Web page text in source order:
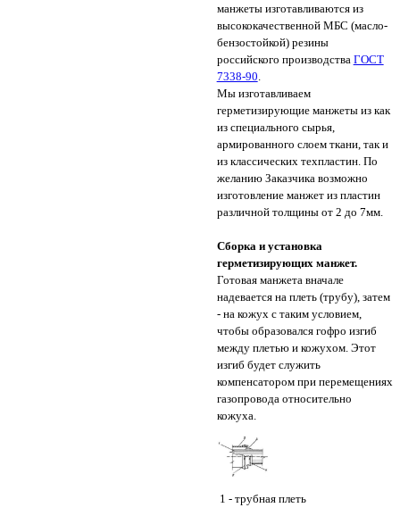
манжеты изготавливаются из
высококачественной МБС (масло-
бензостойкой) резины
российского производства ГОСТ
7338-90.
Мы изготавливаем
герметизирующие манжеты из как
из специального сырья,
армированного слоем ткани, так и
из классических техпластин. По
желанию Заказчика возможно
изготовление манжет из пластин
различной толщины от 2 до 7мм.
Сборка и установка
герметизирующих манжет.
Готовая манжета вначале
надевается на плеть (трубу), затем
- на кожух с таким условием,
чтобы образовался гофро изгиб
между плетью и кожухом. Этот
изгиб будет служить
компенсатором при перемещениях
газопровода относительно
кожуха.
1 - трубная плеть